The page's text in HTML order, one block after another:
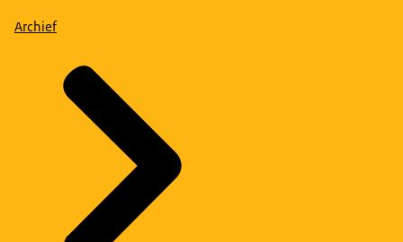
Archief